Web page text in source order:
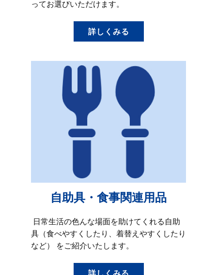
ってお選びいただけます。
詳しくみる
自助具・食事関連用品
日常生活の色んな場面を助けてくれる自助
具（食べやすくしたり、着替えやすくしたり
など） をご紹介いたします。